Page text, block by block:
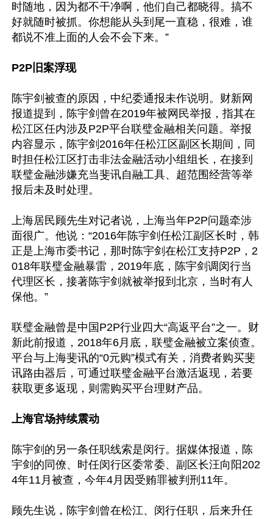
时随地，因为都不干净啊，他们自己都晓得。搞不
好就随时被抓。你想能从头到尾一直稳，很难，谁
都说不准上面的人会不会下来。”
P2P旧案浮现
陈宇剑被查的原因，中纪委通报未作说明。财新网
报道提到，陈宇剑曾在2019年被网民举报，指其在
松江区任内涉及P2P平台联璧金融相关问题。举报
内容显示，陈宇剑2016年任松江区副区长期间，同
时担任松江区打击非法金融活动小组组长，在接到
联璧金融涉嫌充当斐讯自融工具、超范围经营等举
报后未及时处理。
上海居民顾先生对记者说，上海当年P2P问题牵涉
面很广。他说：“2016年陈宇剑任松江副区长时，韩
正是上海市委书记，那时陈宇剑在松江支持P2P，2
018年联璧金融暴雷，2019年底，陈宇剑调闵行当
代理区长，接著陈宇剑就被举报到北京，当时有人
保他。”
联璧金融曾是中国P2P行业四大“高返平台”之一。财
新此前报道，2018年6月底，联璧金融被立案侦查。
平台与上海斐讯的“0元购”模式有关，消费者购买斐
讯路由器后，可通过联璧金融平台激活返现，若要
获取更多返现，则需购买平台理财产品。
上海官场持续震动
陈宇剑的另一条任职线索是闵行。据媒体报道，陈
宇剑的同僚、时任闵行区委常委、副区长汪向阳202
4年11月被查，今年4月因受贿罪被判刑11年。
顾先生说，陈宇剑曾在松江、闵行任职，后来升任